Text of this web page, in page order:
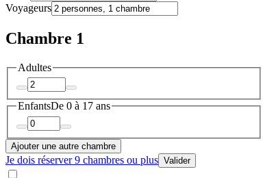
Voyageurs
Chambre 1
Adultes
EnfantsDe 0 à 17 ans
Ajouter une autre chambre
Je dois réserver 9 chambres ou plus Valider